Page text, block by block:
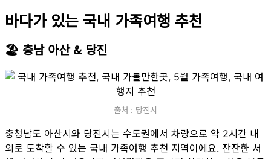
바다가 있는 국내 가족여행 추천
🏖 충남 아산 & 당진
출처 : 당진시
충청남도 아산시와 당진시는 수도권에서 차량으로 약 2시간 내
외로 도착할 수 있는 국내 가족여행 추천 지역이에요. 잔잔한 서